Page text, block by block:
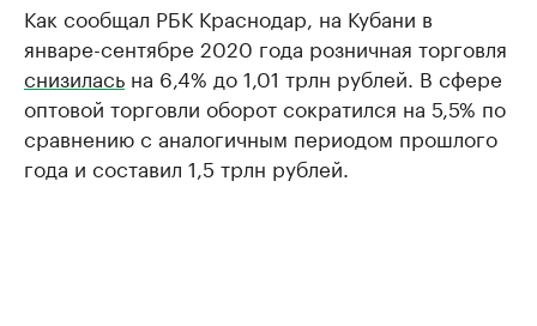
Как сообщал РБК Краснодар, на Кубани в
январе-сентябре 2020 года розничная торговля
снизилась на 6,4% до 1,01 трлн рублей. В сфере
оптовой торговли оборот сократился на 5,5% по
сравнению с аналогичным периодом прошлого
года и составил 1,5 трлн рублей.